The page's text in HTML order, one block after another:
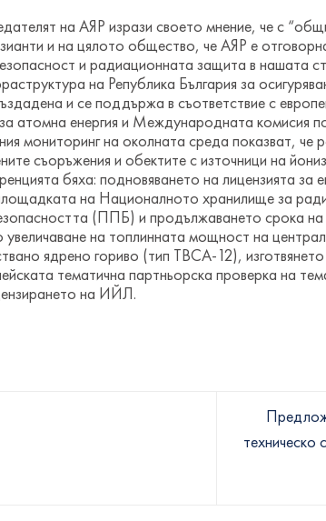
на АЯР изрази своето мнение, че с
и на цялото общество, че АЯР е
и радиационната защита в нашата
на Република България за
и се поддържа в съответствие с
атомна енергия и Международната комисия
мониторинг на околната среда показват, че
съоръжения и обектите с източници на
бяха: подновяването на лицензията
на Националното хранилище за
(ППБ) и продължаването срока
увеличаване на топлинната мощност на
ядрено гориво (тип ТВСА-12),
тематична партньорска проверка на
на ИЙЛ.
техническо